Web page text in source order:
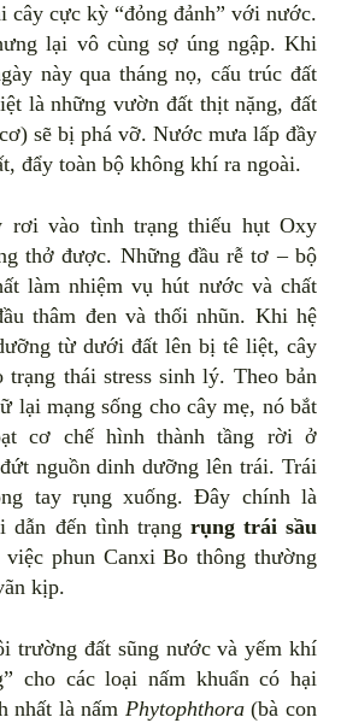
cây cực kỳ “đỏng đảnh” với nước.
lại vô cùng sợ úng ngập. Khi
này qua tháng nọ, cấu trúc đất
là những vườn đất thịt nặng, đất
sẽ bị phá vỡ. Nước mưa lấp đầy
đẩy toàn bộ không khí ra ngoài.
rơi vào tình trạng thiếu hụt Oxy
thở được. Những đầu rễ tơ – bộ
làm nhiệm vụ hút nước và chất
thâm đen và thối nhũn. Khi hệ
từ dưới đất lên bị tê liệt, cây
trạng thái stress sinh lý. Theo bản
lại mạng sống cho cây mẹ, nó bắt
cơ chế hình thành tầng rời ở
nguồn dinh dưỡng lên trái. Trái
tay rụng xuống. Đây chính là
dẫn đến tình trạng rụng trái sầu
việc phun Canxi Bo thông thường
kịp.
trường đất sũng nước và yếm khí
cho các loại nấm khuẩn có hại
nhất là nấm Phytophthora(bà con